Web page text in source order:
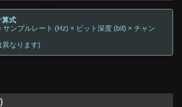
式
サンプルレート (Hz) × ビット深度 (bit) × チャン
異なります)